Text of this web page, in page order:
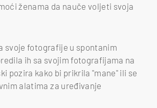
ženama da nauče voljeti svoja
svoje fotografije u spontanim
ih sa svojim fotografijama na
pozira kako bi prikrila "mane" ili se
alatima za uređivanje